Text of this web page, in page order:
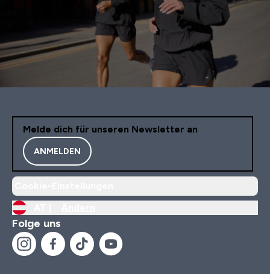
Melde dich für unseren Newsletter an
ANMELDEN
Folge uns